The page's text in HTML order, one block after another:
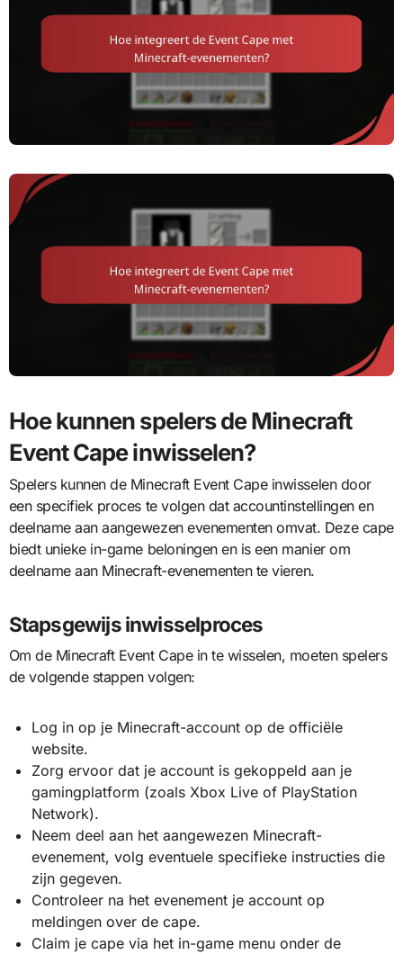
Hoe kunnen spelers de Minecraft
Event Cape inwisselen?
Spelers kunnen de Minecraft Event Cape inwisselen door
een specifiek proces te volgen dat accountinstellingen en
deelname aan aangewezen evenementen omvat. Deze cape
biedt unieke in-game beloningen en is een manier om
deelname aan Minecraft-evenementen te vieren.
Stapsgewijs inwisselproces
Om de Minecraft Event Cape in te wisselen, moeten spelers
de volgende stappen volgen:
Log in op je Minecraft-account op de officiële
website.
Zorg ervoor dat je account is gekoppeld aan je
gamingplatform (zoals Xbox Live of PlayStation
Network).
Neem deel aan het aangewezen Minecraft-
evenement, volg eventuele specifieke instructies die
zijn gegeven.
Controleer na het evenement je account op
meldingen over de cape.
Claim je cape via het in-game menu onder de